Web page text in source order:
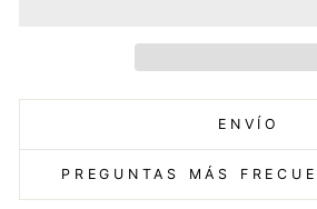
ENVÍO
PREGUNTAS MÁS